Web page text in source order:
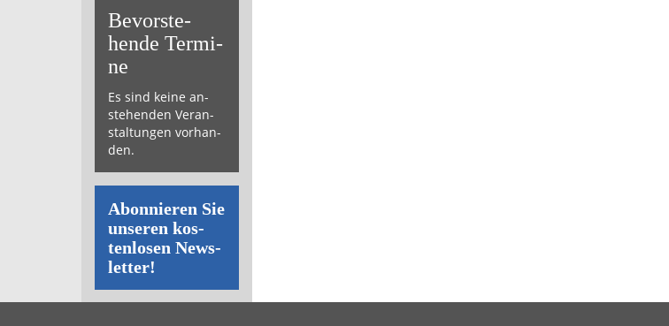
Bevor­ste­
hende Ter­mi­
ne
Es sind keine an­
ste­hen­den Ver­an­
stal­tun­gen vor­han­
den.
Abon­nie­ren Sie
un­se­ren kos­
ten­lo­sen News­
let­ter!